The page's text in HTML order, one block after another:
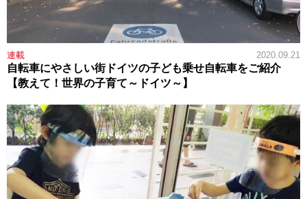
連載 2020.09.21
自転車にやさしい街ドイツの子ども乗せ自転車をご紹介
【教えて！世界の子育て～ドイツ～】